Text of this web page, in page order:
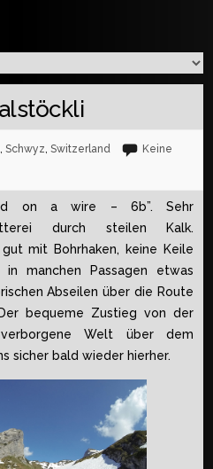
, Schwyz, Switzerland
Keine
on a wire – 6b”. Sehr
durch steilen Kalk.
mit Bohrhaken, keine Keile
manchen Passagen etwas
Abseilen über die Route
bequeme Zustieg von der
Welt über dem
sicher bald wieder hierher.